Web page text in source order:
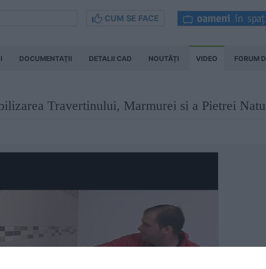
CUM SE FACE
DOCUMENTAŢII DETALII CAD NOUTĂȚI VIDEO FORUM
Travertinului, Marmurei si a Pietrei